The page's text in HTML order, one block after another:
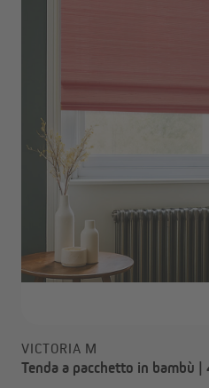
VICTORIA M
Tenda a pacchetto in bambù